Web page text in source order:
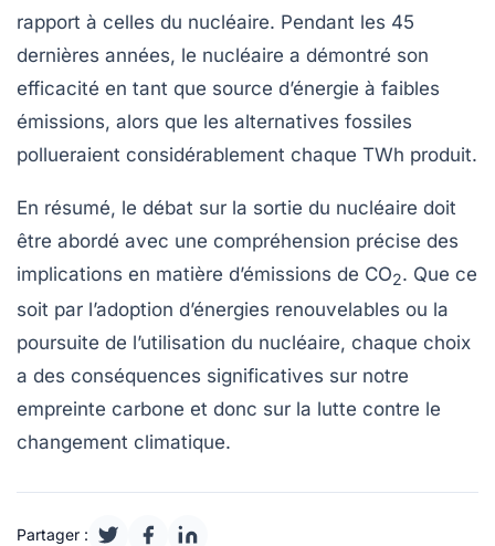
rapport à celles du nucléaire. Pendant les 45
dernières années, le nucléaire a démontré son
efficacité en tant que source d’énergie à faibles
émissions, alors que les alternatives fossiles
pollueraient considérablement chaque TWh produit.
En résumé, le débat sur la sortie du nucléaire doit
être abordé avec une compréhension précise des
implications en matière d’émissions de CO2. Que ce
soit par l’adoption d’énergies renouvelables ou la
poursuite de l’utilisation du nucléaire, chaque choix
a des conséquences significatives sur notre
empreinte carbone et donc sur la lutte contre le
changement climatique.
Partager :